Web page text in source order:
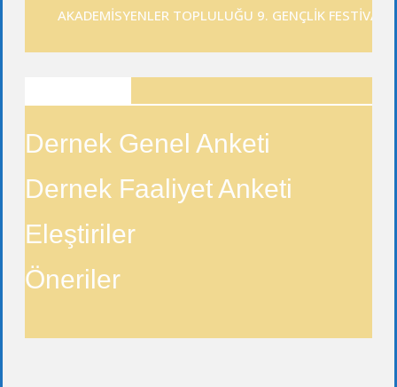
AKADEMİSYENLER TOPLULUĞU 9. GENÇLİK FESTİVALİ
Dernek Genel Anketi
Dernek Faaliyet Anketi
Eleştiriler
Öneriler